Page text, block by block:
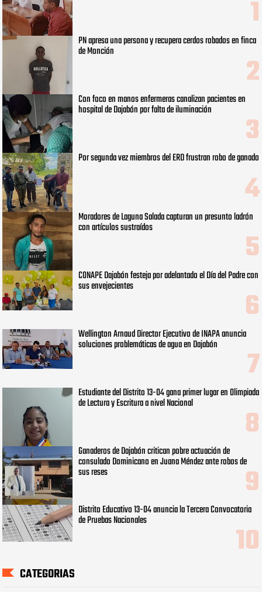
PN apresa una persona y recupera cerdos robados en finca
de Monción
Con foco en manos enfermeras canalizan pacientes en
hospital de Dajabón por falta de iluminación
Por segunda vez miembros del ERD frustran robo de ganado
Moradores de Laguna Salada capturan un presunto ladrón
con artículos sustraídos
CONAPE Dajabón festeja por adelantado el Día del Padre con
sus envejecientes
Wellington Arnaud Director Ejecutivo de INAPA anuncia
soluciones problemáticas de agua en Dajabón
Estudiante del Distrito 13-04 gana primer lugar en Olimpiada
de Lectura y Escritura a nivel Nacional
Ganaderos de Dajabón critican pobre actuación de
consulado Dominicano en Juana Méndez ante robos de
sus reses
Distrito Educativo 13-04 anuncia la Tercera Convocatoria
de Pruebas Nacionales
CATEGORIAS